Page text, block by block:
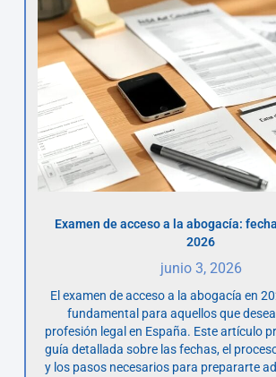
Examen de acceso a la abogacía:
2026
junio 3, 2026
El examen de acceso a la abogacía en
fundamental para aquellos que
profesión legal en España. Este artículo
guía detallada sobre las fechas, el
y los pasos necesarios para prepararte